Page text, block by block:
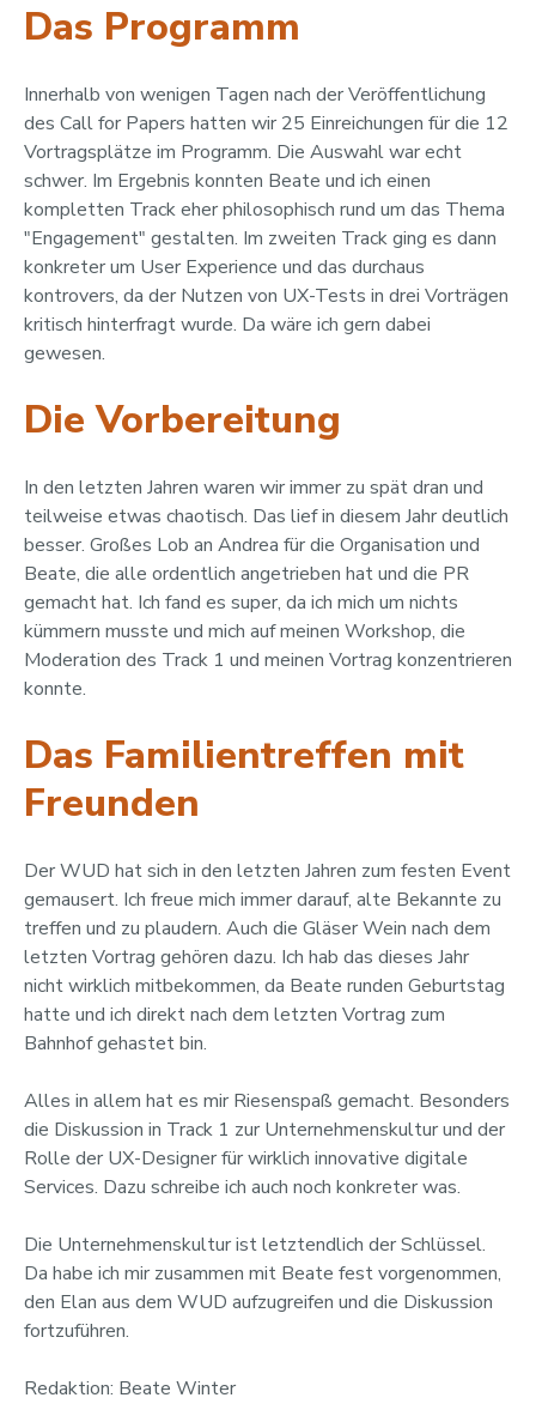
Das Programm
Innerhalb von wenigen Tagen nach der Veröffentlichung
des Call for Papers hatten wir 25 Einreichungen für die 12
Vortragsplätze im Programm. Die Auswahl war echt
schwer. Im Ergebnis konnten Beate und ich einen
kompletten Track eher philosophisch rund um das Thema
"Engagement" gestalten. Im zweiten Track ging es dann
konkreter um User Experience und das durchaus
kontrovers, da der Nutzen von UX-Tests in drei Vorträgen
kritisch hinterfragt wurde. Da wäre ich gern dabei
gewesen.
Die Vorbereitung
In den letzten Jahren waren wir immer zu spät dran und
teilweise etwas chaotisch. Das lief in diesem Jahr deutlich
besser. Großes Lob an Andrea für die Organisation und
Beate, die alle ordentlich angetrieben hat und die PR
gemacht hat. Ich fand es super, da ich mich um nichts
kümmern musste und mich auf meinen Workshop, die
Moderation des Track 1 und meinen Vortrag konzentrieren
konnte.
Das Familientreffen mit
Freunden
Der WUD hat sich in den letzten Jahren zum festen Event
gemausert. Ich freue mich immer darauf, alte Bekannte zu
treffen und zu plaudern. Auch die Gläser Wein nach dem
letzten Vortrag gehören dazu. Ich hab das dieses Jahr
nicht wirklich mitbekommen, da Beate runden Geburtstag
hatte und ich direkt nach dem letzten Vortrag zum
Bahnhof gehastet bin.
Alles in allem hat es mir Riesenspaß gemacht. Besonders
die Diskussion in Track 1 zur Unternehmenskultur und der
Rolle der UX-Designer für wirklich innovative digitale
Services. Dazu schreibe ich auch noch konkreter was.
Die Unternehmenskultur ist letztendlich der Schlüssel.
Da habe ich mir zusammen mit Beate fest vorgenommen,
den Elan aus dem WUD aufzugreifen und die Diskussion
fortzuführen.
Redaktion: Beate Winter